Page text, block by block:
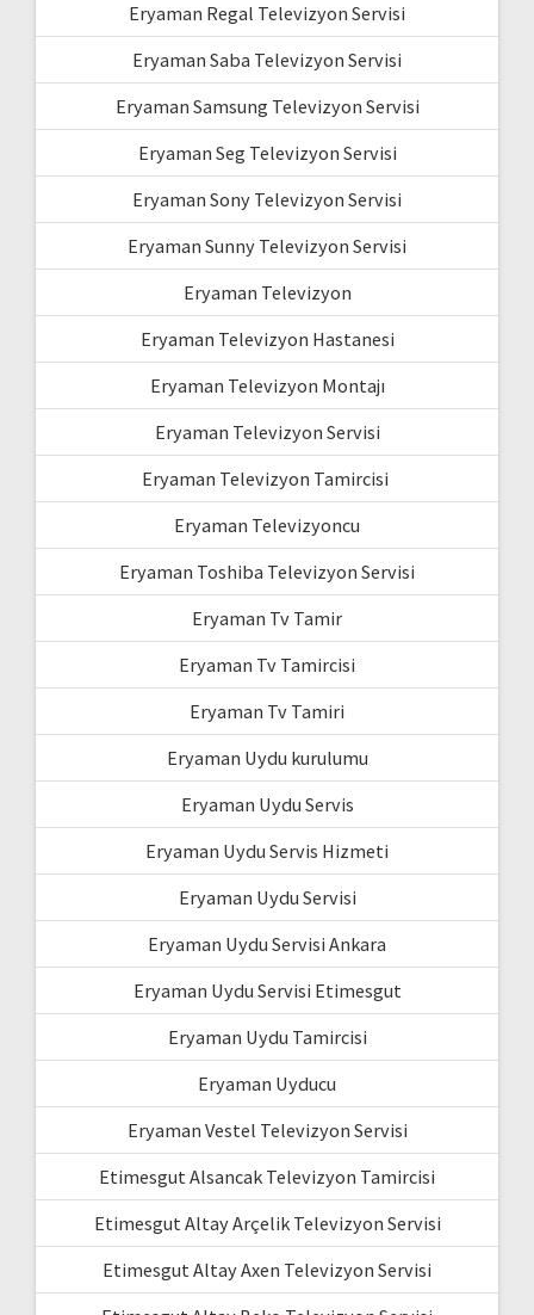
Eryaman Regal Televizyon Servisi
Eryaman Saba Televizyon Servisi
Eryaman Samsung Televizyon Servisi
Eryaman Seg Televizyon Servisi
Eryaman Sony Televizyon Servisi
Eryaman Sunny Televizyon Servisi
Eryaman Televizyon
Eryaman Televizyon Hastanesi
Eryaman Televizyon Montajı
Eryaman Televizyon Servisi
Eryaman Televizyon Tamircisi
Eryaman Televizyoncu
Eryaman Toshiba Televizyon Servisi
Eryaman Tv Tamir
Eryaman Tv Tamircisi
Eryaman Tv Tamiri
Eryaman Uydu kurulumu
Eryaman Uydu Servis
Eryaman Uydu Servis Hizmeti
Eryaman Uydu Servisi
Eryaman Uydu Servisi Ankara
Eryaman Uydu Servisi Etimesgut
Eryaman Uydu Tamircisi
Eryaman Uyducu
Eryaman Vestel Televizyon Servisi
Etimesgut Alsancak Televizyon Tamircisi
Etimesgut Altay Arçelik Televizyon Servisi
Etimesgut Altay Axen Televizyon Servisi